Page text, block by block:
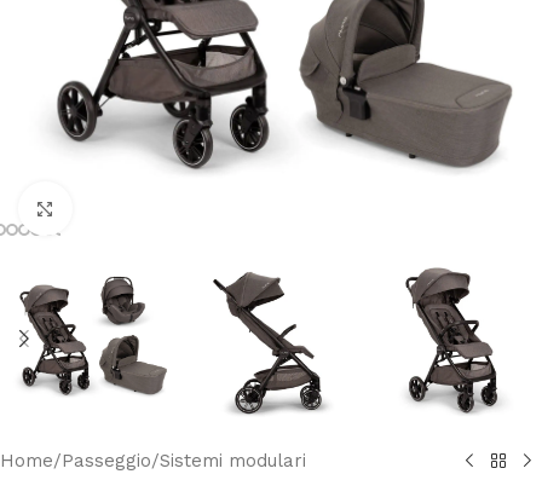
Home/Passeggio/Sistemi modulari